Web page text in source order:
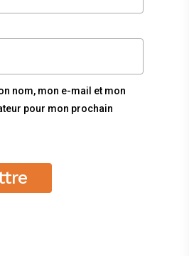
nom, mon e-mail et mon
pour mon prochain